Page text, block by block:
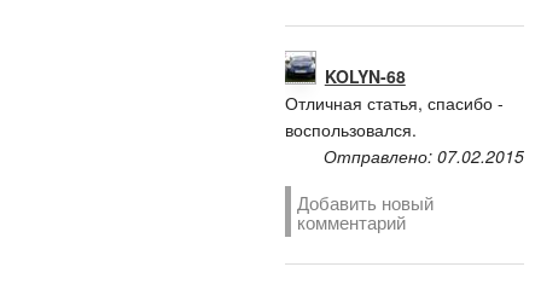
KOLYN-68
Отличная статья, спасибо -
воспользовался.
Отправлено: 07.02.2015
Добавить новый
комментарий